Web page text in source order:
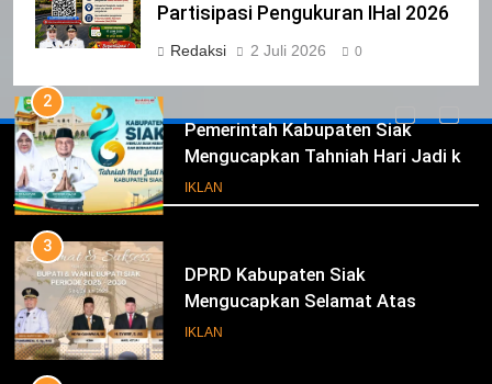
Partisipasi Pengukuran IHaI 2026
Redaksi 2 Juli 2026 0
Iklan
Kabupaten Siak Mengucapkan
IKLAN
2
Pemerintah Kabupaten Siak
Mengucapkan Tahniah Hari Jadi ke-
26 Kabupaten Siak
IKLAN
3
DPRD Kabupaten Siak
Mengucapkan Selamat Atas
Pengambilan Sumpah Jabatan
IKLAN